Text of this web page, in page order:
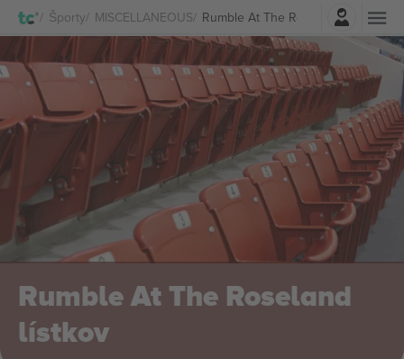
Športy MISCELLANEOUS Rumble At The Roseland lístkov
Prihlásenie
Rumble At The Roseland
lístkov